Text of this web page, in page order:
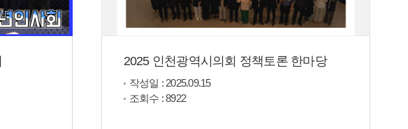
2025 인천광역시의회 정책토론 한마당
작성일 : 2025.09.15
조회수 : 8922